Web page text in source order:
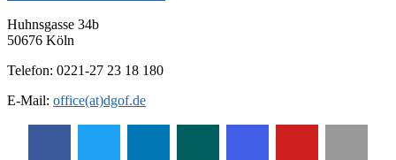
Huhnsgasse 34b
50676 Köln
Telefon: 0221-27 23 18 180
E-Mail: office(at)dgof.de